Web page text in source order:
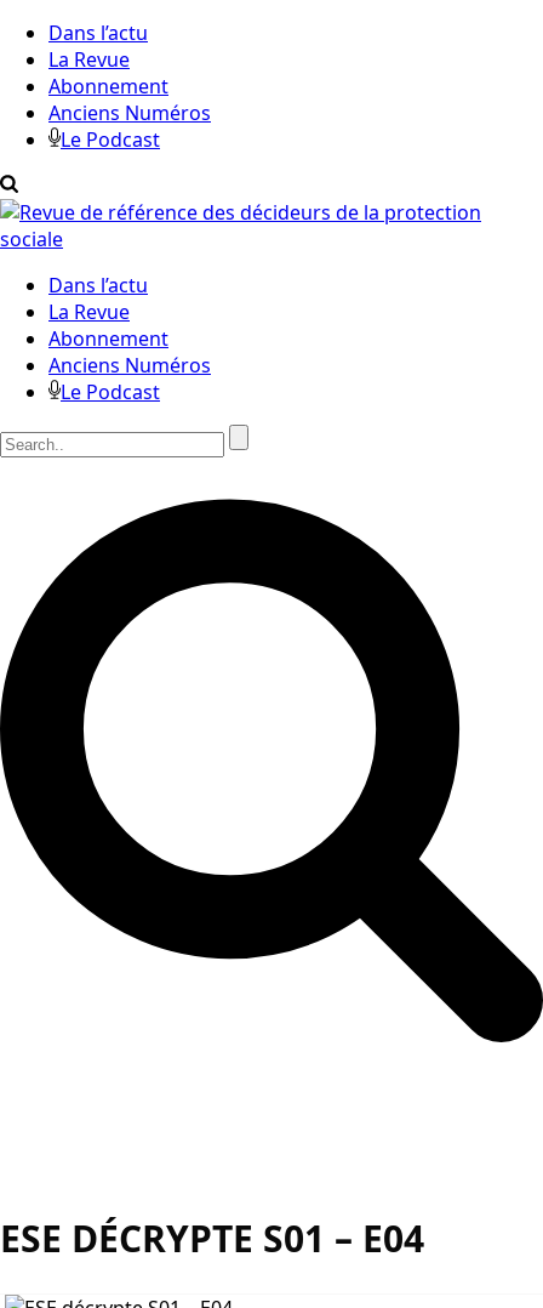
Dans l’actu
La Revue
Abonnement
Anciens Numéros
Le Podcast
Dans l’actu
La Revue
Abonnement
Anciens Numéros
Le Podcast
ESE DÉCRYPTE S01 – E04